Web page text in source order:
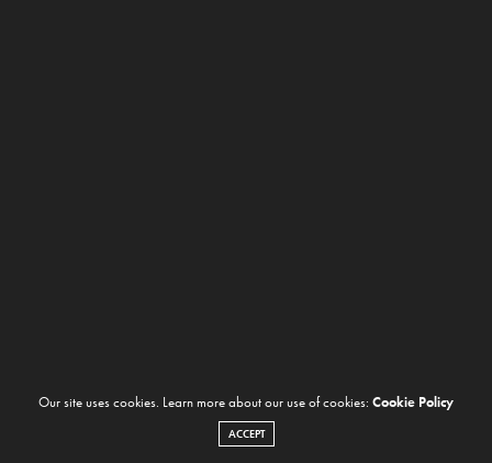
Our site uses cookies. Learn more about our use of cookies: Cookie Policy
ACCEPT